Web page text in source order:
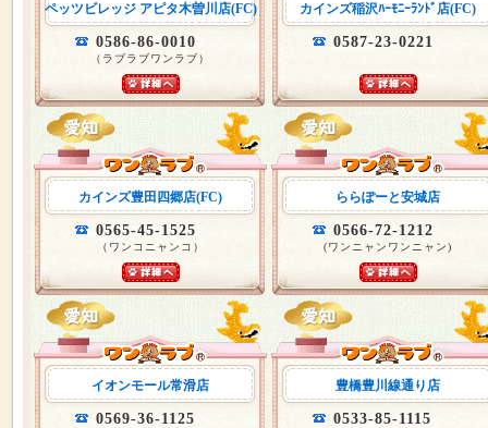
ペッツビレッジ アピタ木曽川店(FC)
0586-86-0010
（ラブラブワンラブ）
カインズ稲沢ﾊｰﾓﾆｰﾗﾝﾄﾞ店(FC)
0587-23-0221
カインズ豊田四郷店(FC)
0565-45-1525
（ワンコニャンコ）
ららぽーと安城店
0566-72-1212
(ワンニャンワンニャン)
イオンモール常滑店
0569-36-1125
豊橋豊川線通り店
0533-85-1115